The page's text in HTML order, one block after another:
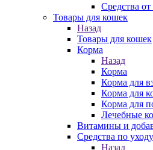
Средства
Товары для кошек
Назад
Товары для кошек
Корма
Назад
Корма
Корма для
Корма для
Корма для
Лечебные
Витамины и
Средства по уходу
Назад